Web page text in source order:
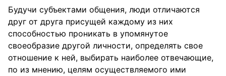
Будучи субъектами общения, люди отличаются
друг от друга присущей каждому из них
способностью проникать в упомянутое
своеобразие другой личности, определять свое
отношение к ней, выбирать наиболее отвечающие,
по из мнению, целям осуществляемого ими